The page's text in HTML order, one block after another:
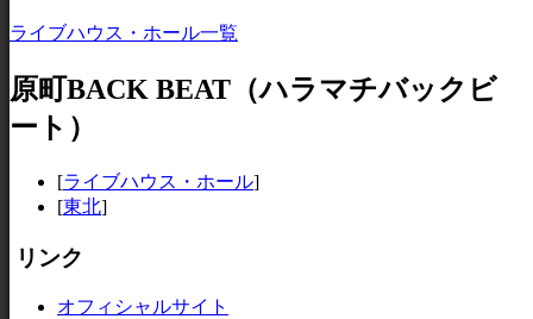
ライブハウス・ホール一覧
原町BACK BEAT（ハラマチバックビ
ート）
[ライブハウス・ホール]
[東北]
リンク
オフィシャルサイト